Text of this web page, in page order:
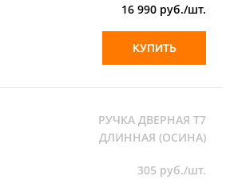
16 990 руб./шт.
КУПИТЬ
РУЧКА ДВЕРНАЯ Т7
ДЛИННАЯ (ОСИНА)
305 руб./шт.